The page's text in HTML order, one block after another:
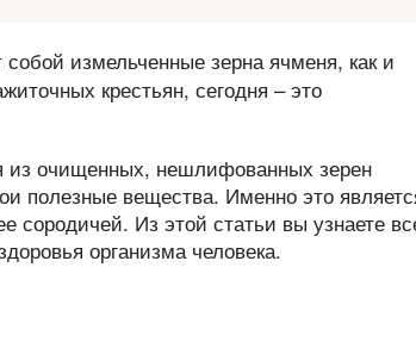
измельченные зерна ячменя, как и
крестьян, сегодня – это
из очищенных, нешлифованных зерен
полезные вещества. Именно это
сородичей. Из этой статьи вы узнаете
организма человека.